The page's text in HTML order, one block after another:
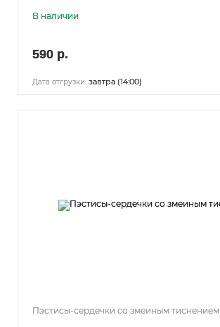
В наличии
590 р.
Дата отгрузки: завтра (14:00)
Пэстисы-сердечки со змеиным тиснением